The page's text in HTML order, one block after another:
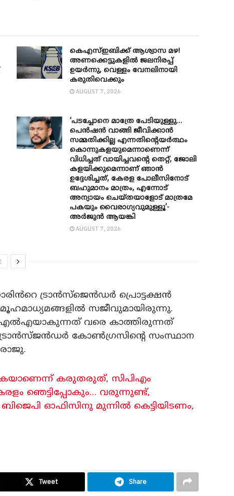
കെഎസ്ഇബിക്ക് ആശ്വാസ മഴ!
അണക്കെട്ടുകളിൽ ജലനിരപ്പ്
ഉയർന്നു, വെള്ളം വേനലിനായി
കരുതിവെക്കും
AUGUST 7, 2026
‘പടച്ചോനെ മാത്രേ പേടിയുള്ളു…
പെൻഷൻ വാങ്ങി ജീവിക്കാൻ
സമ്മതിക്കില്ല എന്നതിന്റെയർത്ഥം
കൊന്നുകളയുമെന്നാണെന്ന്
വിധിച്ചത് വായിച്ചവന്റെ തെറ്റ്, ജോലി
കളയിക്കുമെന്നാണ് ഞാൻ
ഉദ്ദേശിച്ചത്, കേരള പോലീസിനോട്
ബഹുമാനം മാത്രം, എന്നോട്
അന്യായം ചെയ്തയാളോട് മാത്രമേ
പകയും വൈരാഗ്യവുമുള്ളൂ’-
അർജുൻ ആയങ്കി
AUGUST 7, 2026
ട്രാൻസ്ജെൻഡർ പ്രൊട്ടക്ഷൻ
സജീവുമായിരുന്നു.
വരെ കാത്തിരുന്നത്
കോൺഗ്രസിന്റെ സംസ്ഥാന
കരുതരുത്, സിപിഎം
ഞെട്ടിപ്പോകും… വരുന്നുണ്ട്,
ഓഫിസിനു മുന്നിൽ കെട്ടിയിടണം,
Tweet Share